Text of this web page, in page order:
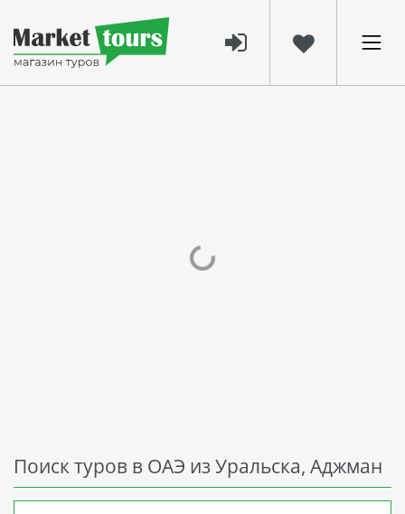
Поиск туров в ОАЭ из Уральска, Аджман